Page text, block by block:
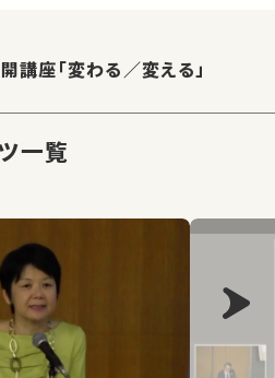
講座「変わる／変える」
一覧